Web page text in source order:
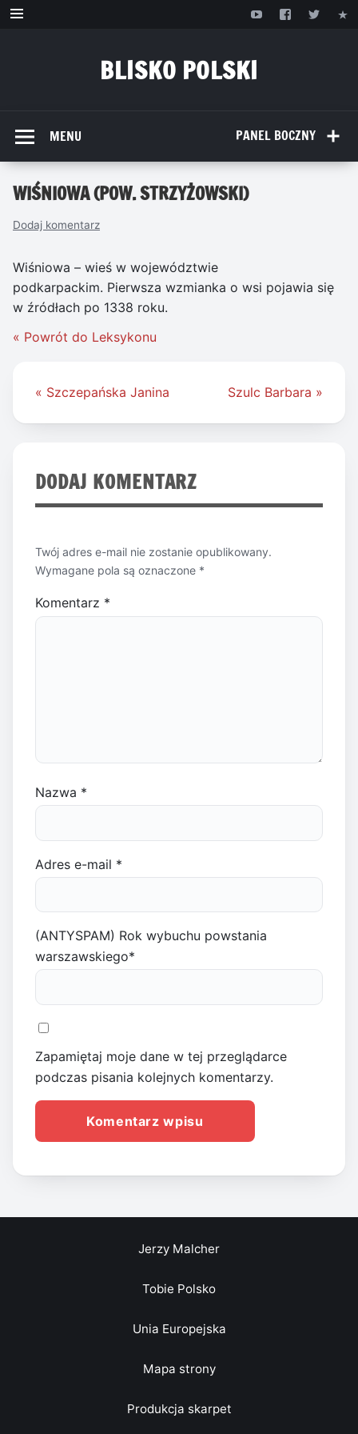
Przejdź
BLISKO POLSKI
PANEL BOCZNY
MENU
WIŚNIOWA (POW. STRZYŻOWSKI)
Dodaj komentarz
Wiśniowa – wieś w województwie
podkarpackim. Pierwsza wzmianka o wsi pojawia się
w źródłach po 1338 roku.
« Powrót do Leksykonu
Nawigacja
« Szczepańska Janina Szulc Barbara »
DODAJ KOMENTARZ
Twój adres e-mail nie zostanie opublikowany.
Wymagane pola są oznaczone *
Komentarz *
Nazwa *
Adres e-mail *
(ANTYSPAM) Rok wybuchu powstania
warszawskiego*
Zapamiętaj moje dane w tej przeglądarce
podczas pisania kolejnych komentarzy.
Jerzy Malcher
Tobie Polsko
Unia Europejska
Mapa strony
Produkcja skarpet